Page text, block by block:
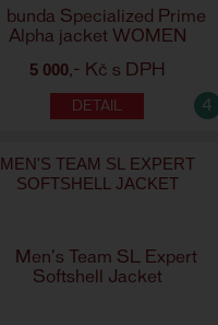
5 000,- Kč s DPH
4
MEN'S TEAM SL EXPERT
SOFTSHELL JACKET